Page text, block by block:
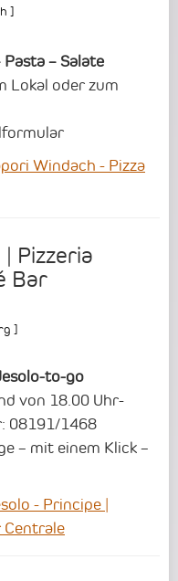
]
Pasta – Salate
Lokal oder zum
Windach - Pizza
Pizzeria
Bar
]
to-go
von 18.00 Uhr-
08191/1468
– mit einem Klick –
- Principe |
Centrale